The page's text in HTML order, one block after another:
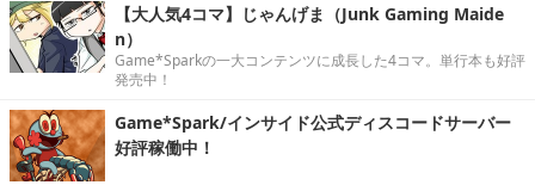
【大人気4コマ】じゃんげま（Junk Gaming Maide
n）
Game*Sparkの一大コンテンツに成長した4コマ。単行本も好評
発売中！
Game*Spark/インサイド公式ディスコードサーバー
好評稼働中！